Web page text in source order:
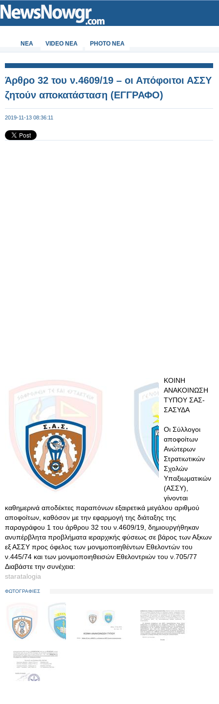
ΝΕΑ VIDEO NEA PHOTO NEA
Άρθρο 32 του ν.4609/19 – οι Απόφοιτοι ΑΣΣΥ
ζητούν αποκατάσταση (ΕΓΓΡΑΦΟ)
2019-11-13 08:36:11
ΚΟΙΝΗ
ΑΝΑΚΟΙΝΩΣΗ
ΤΥΠΟΥ ΣΑΣ-
ΣΑΣΥΔΑ
Οι Σύλλογοι
αποφοίτων
Ανώτερων
Στρατιωτικών
Σχολών
Υπαξιωματικών
(ΑΣΣΥ),
γίνονται
καθημερινά αποδέκτες παραπόνων εξαιρετικά μεγάλου αριθμού
αποφοίτων, καθόσον με την εφαρμογή της διάταξης της
παραγράφου 1 του άρθρου 32 του ν.4609/19, δημιουργήθηκαν
ανυπέρβλητα προβλήματα ιεραρχικής φύσεως σε βάρος των Αξκων
εξ ΑΣΣΥ προς όφελος των μονιμοποιηθέντων Εθελοντών του
ν.445/74 και των μονιμοποιηθεισών Εθελοντριών του ν.705/77
Διαβάστε την συνέχεια:
staratalogia
ΦΩΤΟΓΡΑΦΙΕΣ